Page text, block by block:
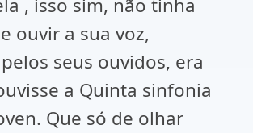
, isso sim, não tinha
ouvir a sua voz,
seus ouvidos, era
a Quinta sinfonia
Que só de olhar